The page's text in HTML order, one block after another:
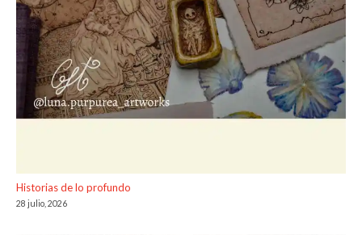
Historias de lo profundo
28 julio, 2026